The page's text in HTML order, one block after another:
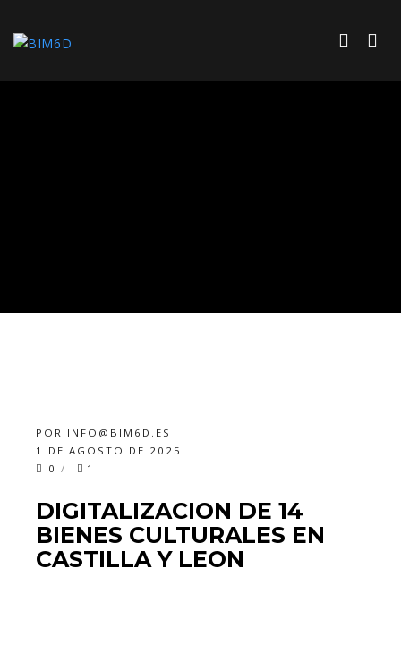
POR: INFO@BIM6D.ES
1 DE AGOSTO DE 2025
0
1
DIGITALIZACION DE 14
BIENES CULTURALES EN
CASTILLA Y LEON